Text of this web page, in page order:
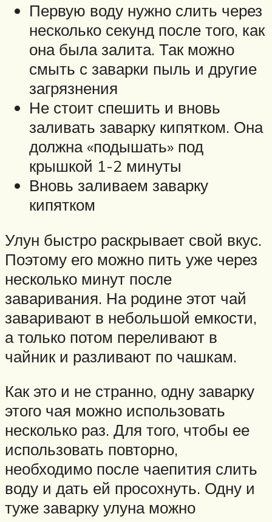
Первую воду нужно слить через
несколько секунд после того, как
она была залита. Так можно
смыть с заварки пыль и другие
загрязнения
Не стоит спешить и вновь
заливать заварку кипятком. Она
должна «подышать» под
крышкой 1-2 минуты
Вновь заливаем заварку
кипятком
Улун быстро раскрывает свой вкус.
Поэтому его можно пить уже через
несколько минут после
заваривания. На родине этот чай
заваривают в небольшой емкости,
а только потом переливают в
чайник и разливают по чашкам.
Как это и не странно, одну заварку
этого чая можно использовать
несколько раз. Для того, чтобы ее
использовать повторно,
необходимо после чаепития слить
воду и дать ей просохнуть. Одну и
туже заварку улуна можно